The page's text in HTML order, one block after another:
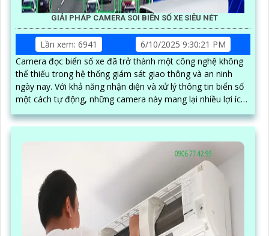
GIẢI PHÁP CAMERA SOI BIỂN SỐ XE SIÊU NÉT
Lần xem: 6941
6/10/2025 9:30:21 PM
Camera đọc biển số xe đã trở thành một công nghệ không
thể thiếu trong hệ thống giám sát giao thông và an ninh
ngày nay. Với khả năng nhận diện và xử lý thông tin biển số
một cách tự động, những camera này mang lại nhiều lợi ích
đáng kể, từ việc quản lý phương tiện đến việc nâng cao hiệu
quả an ninh